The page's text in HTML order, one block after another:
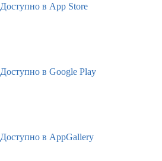
Доступно в App Store
Доступно в Google Play
Доступно в AppGallery